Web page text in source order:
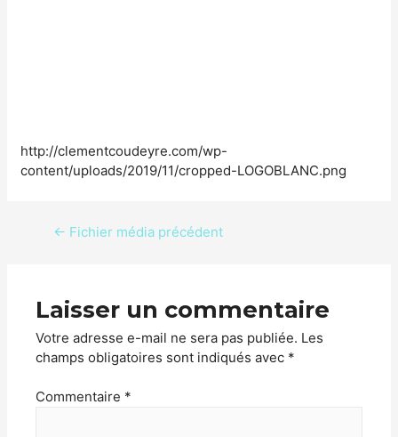
http://clementcoudeyre.com/wp-
content/uploads/2019/11/cropped-LOGOBLANC.png
← Fichier média précédent
Laisser un commentaire
Votre adresse e-mail ne sera pas publiée. Les
champs obligatoires sont indiqués avec *
Commentaire *